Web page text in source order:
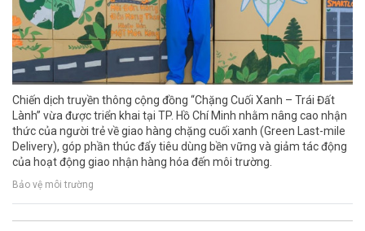
Chiến dịch truyền thông cộng đồng “Chặng Cuối Xanh – Trái Đất
Lành” vừa được triển khai tại TP. Hồ Chí Minh nhằm nâng cao nhận
thức của người trẻ về giao hàng chặng cuối xanh (Green Last-mile
Delivery), góp phần thúc đẩy tiêu dùng bền vững và giảm tác động
của hoạt động giao nhận hàng hóa đến môi trường.
Bảo vệ môi trường